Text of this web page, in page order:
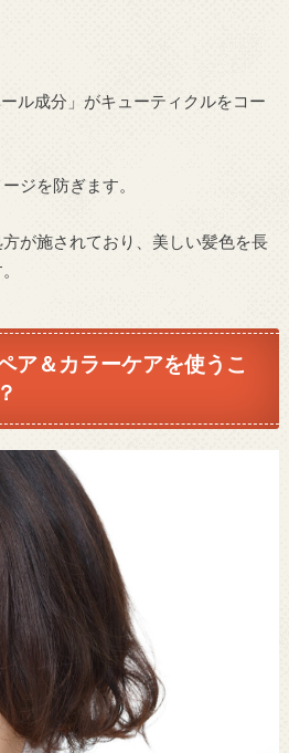
ル成分」がキューティクルをコー
ジを防ぎます。
が施されており、美しい髪色を長
ア＆カラーケアを使うこ